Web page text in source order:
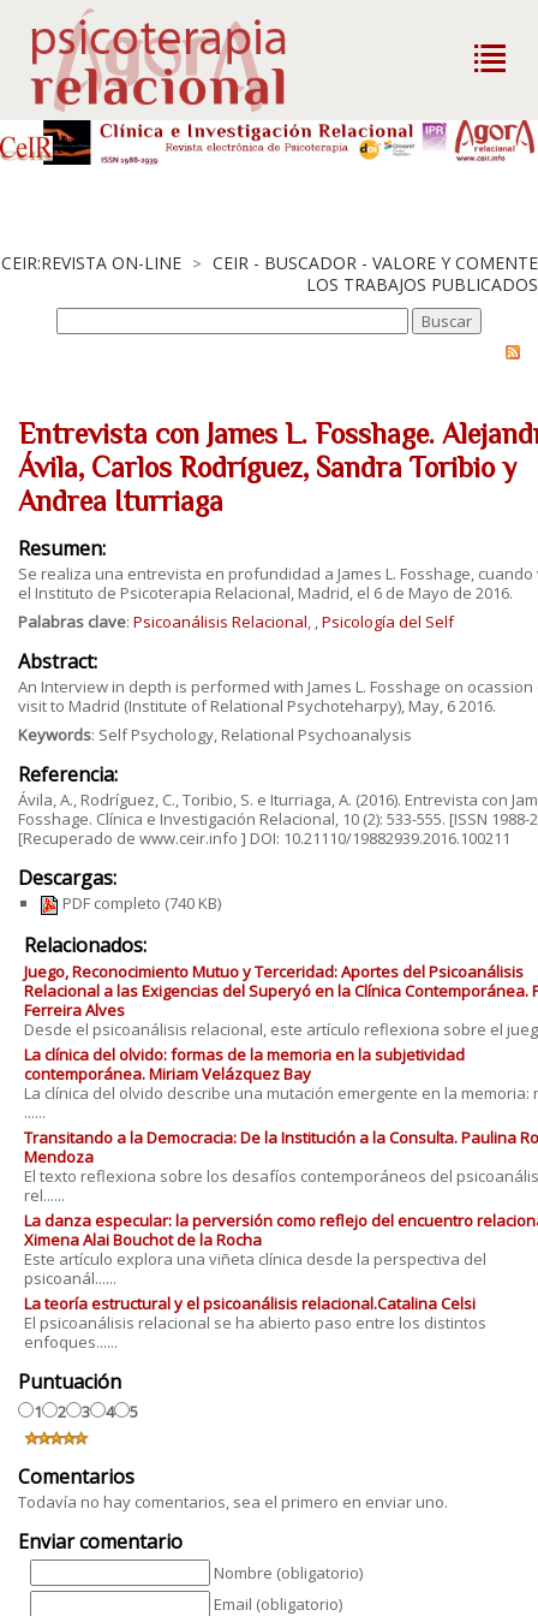
CEIR:REVISTA ON-LINE > CEIR - BUSCADOR - VALORE Y COMENTE
LOS TRABAJOS PUBLICADOS
Entrevista con James L. Fosshage.
Ávila, Carlos Rodríguez, Sandra Toribio y
Andrea Iturriaga
Resumen:
Se realiza una entrevista en profundidad a James L. Fosshage, cuando
el Instituto de Psicoterapia Relacional, Madrid, el 6 de Mayo de 2016.
Palabras clave: Psicoanálisis Relacional, ,Psicología del Self
Abstract:
An Interview in depth is performed with James L. Fosshage on
visit to Madrid (Institute of Relational Psychoteharpy), May, 6 2016.
Keywords: Self Psychology, Relational Psychoanalysis
Referencia:
Ávila, A., Rodríguez, C., Toribio, S. e Iturriaga, A. (2016). Entrevista con
Fosshage. Clínica e Investigación Relacional, 10 (2): 533-555. [ISSN 1988-
[Recuperado de www.ceir.info ] DOI: 10.21110/19882939.2016.100211
Descargas:
PDF completo (740 KB)
Relacionados:
Juego, Reconocimiento Mutuo y Terceridad: Aportes del Psicoanálisis
Relacional a las Exigencias del Superyó en la Clínica Contemporánea.
Ferreira Alves
Desde el psicoanálisis relacional, este artículo reflexiona sobre el
La clínica del olvido: formas de la memoria en la subjetividad
contemporánea. Miriam Velázquez Bay
La clínica del olvido describe una mutación emergente en la memoria:
......
Transitando a la Democracia: De la Institución a la Consulta. Paulina
Mendoza
El texto reflexiona sobre los desafíos contemporáneos del
rel......
La danza especular: la perversión como reflejo del encuentro
Ximena Alai Bouchot de la Rocha
Este artículo explora una viñeta clínica desde la perspectiva del
psicoanál......
La teoría estructural y el psicoanálisis relacional.Catalina Celsi
El psicoanálisis relacional se ha abierto paso entre los distintos
enfoques......
Puntuación
1 2 3 4 5
Comentarios
Todavía no hay comentarios, sea el primero en enviar uno.
Enviar comentario
Nombre (obligatorio)
Email (obligatorio)